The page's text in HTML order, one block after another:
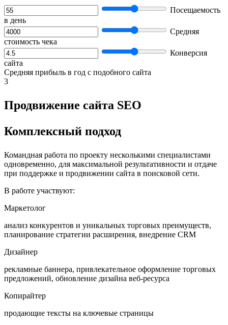
Посещаемость
в день
Средняя
стоимость чека
Конверсия
сайта
Средняя прибыль в год с подобного сайта
3
Продвижение сайта SEO
Комплексный подход
Командная работа по проекту несколькими специалистами
одновременно, для максимальной результативности и отдаче
при поддержке и продвижении сайта в поисковой сети.
В работе участвуют:
Маркетолог
анализ конкурентов и уникальных торговых преимуществ,
планирование стратегии расширения, внедрение CRM
Дизайнер
рекламные баннера, привлекательное оформление торговых
предложений, обновление дизайна веб-ресурса
Копирайтер
продающие тексты на ключевые страницы